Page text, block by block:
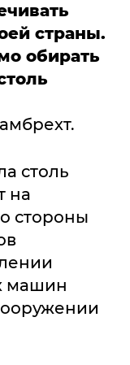
страны.
обирать
столь
на
стороны
машин